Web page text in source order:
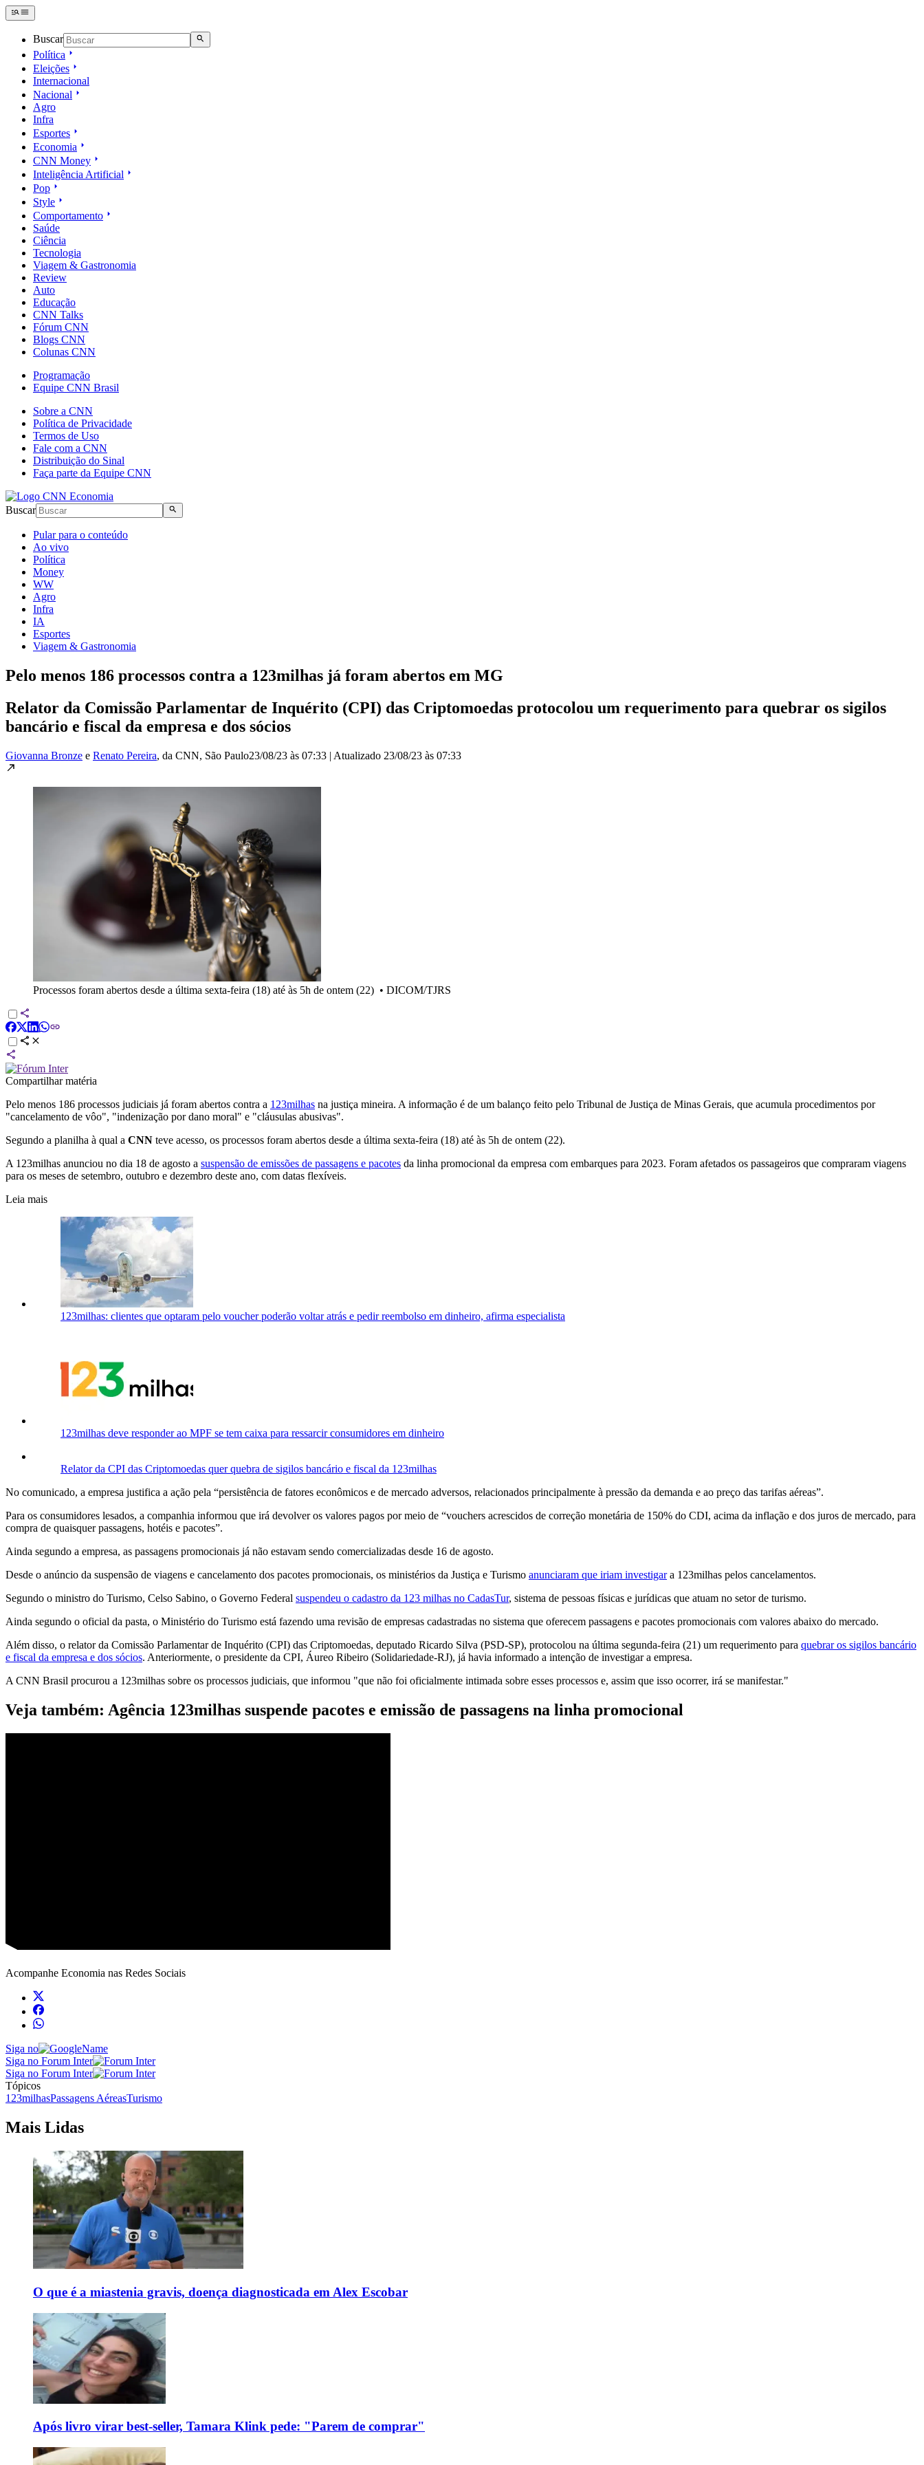
Buscar
Política
Eleições
Internacional
Nacional
Agro
Infra
Esportes
Economia
CNN Money
Inteligência Artificial
Pop
Style
Comportamento
Saúde
Ciência
Tecnologia
Viagem & Gastronomia
Review
Auto
Educação
CNN Talks
Fórum CNN
Blogs CNN
Colunas CNN
Programação
Equipe CNN Brasil
Sobre a CNN
Política de Privacidade
Termos de Uso
Fale com a CNN
Distribuição do Sinal
Faça parte da Equipe CNN
Buscar
Pular para o conteúdo
Ao vivo
Política
Money
WW
Agro
Infra
IA
Esportes
Viagem & Gastronomia
Pelo menos 186 processos contra a 123milhas já foram abertos em MG
Relator da Comissão Parlamentar de Inquérito (CPI) das Criptomoedas protocolou um requerimento para quebrar os sigilos
bancário e fiscal da empresa e dos sócios
Giovanna Bronze e Renato Pereira, da CNN, São Paulo23/08/23 às 07:33 | Atualizado 23/08/23 às 07:33
Processos foram abertos desde a última sexta-feira (18) até às 5h de ontem (22) • DICOM/TJRS
Compartilhar matéria
Pelo menos 186 processos judiciais já foram abertos contra a 123milhas na justiça mineira. A informação é de um balanço feito pelo Tribunal de Justiça de Minas Gerais, que acumula procedimentos por
"cancelamento de vôo", "indenização por dano moral" e "cláusulas abusivas".
Segundo a planilha à qual a CNN teve acesso, os processos foram abertos desde a última sexta-feira (18) até às 5h de ontem (22).
A 123milhas anunciou no dia 18 de agosto a suspensão de emissões de passagens e pacotes da linha promocional da empresa com embarques para 2023. Foram afetados os passageiros que compraram viagens
para os meses de setembro, outubro e dezembro deste ano, com datas flexíveis.
Leia mais
123milhas: clientes que optaram pelo voucher poderão voltar atrás e pedir reembolso em dinheiro, afirma especialista
123milhas deve responder ao MPF se tem caixa para ressarcir consumidores em dinheiro
Relator da CPI das Criptomoedas quer quebra de sigilos bancário e fiscal da 123milhas
No comunicado, a empresa justifica a ação pela “persistência de fatores econômicos e de mercado adversos, relacionados principalmente à pressão da demanda e ao preço das tarifas aéreas”.
Para os consumidores lesados, a companhia informou que irá devolver os valores pagos por meio de “vouchers acrescidos de correção monetária de 150% do CDI, acima da inflação e dos juros de mercado, para
compra de quaisquer passagens, hotéis e pacotes”.
Ainda segundo a empresa, as passagens promocionais já não estavam sendo comercializadas desde 16 de agosto.
Desde o anúncio da suspensão de viagens e cancelamento dos pacotes promocionais, os ministérios da Justiça e Turismo anunciaram que iriam investigara 123milhas pelos cancelamentos.
Segundo o ministro do Turismo, Celso Sabino, o Governo Federal suspendeu o cadastro da 123 milhas no CadasTur, sistema de pessoas físicas e jurídicas que atuam no setor de turismo.
Ainda segundo o oficial da pasta, o Ministério do Turismo está fazendo uma revisão de empresas cadastradas no sistema que oferecem passagens e pacotes promocionais com valores abaixo do mercado.
Além disso, o relator da Comissão Parlamentar de Inquérito (CPI) das Criptomoedas, deputado Ricardo Silva (PSD-SP), protocolou na última segunda-feira (21) um requerimento para quebrar os sigilos bancário
e fiscal da empresa e dos sócios. Anteriormente, o presidente da CPI, Áureo Ribeiro (Solidariedade-RJ), já havia informado a intenção de investigar a empresa.
A CNN Brasil procurou a 123milhas sobre os processos judiciais, que informou "que não foi oficialmente intimada sobre esses processos e, assim que isso ocorrer, irá se manifestar."
Veja também: Agência 123milhas suspende pacotes e emissão de passagens na linha promocional
Acompanhe Economia nas Redes Sociais
Siga no
Siga no Forum Inter
Siga no Forum Inter
Tópicos
123milhasPassagens AéreasTurismo
Mais Lidas
O que é a miastenia gravis, doença diagnosticada em Alex Escobar
Após livro virar best-seller, Tamara Klink pede: "Parem de comprar"